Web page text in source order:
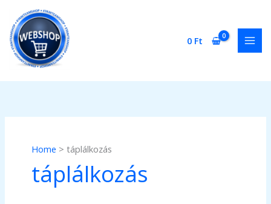
content
0 Ft
Home táplálkozás
táplálkozás